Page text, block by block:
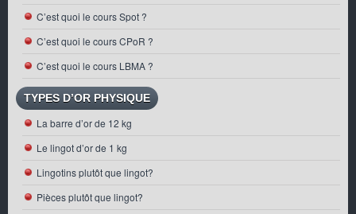
C’est quoi le cours Spot ?
C’est quoi le cours CPoR ?
C’est quoi le cours LBMA ?
TYPES D’OR PHYSIQUE
La barre d’or de 12 kg
Le lingot d’or de 1 kg
Lingotins plutôt que lingot?
Pièces plutôt que lingot?